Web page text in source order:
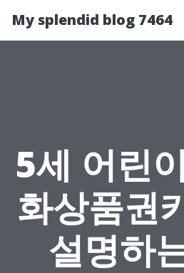
My splendid blog 7464
5세 어린
화상품권
설명하